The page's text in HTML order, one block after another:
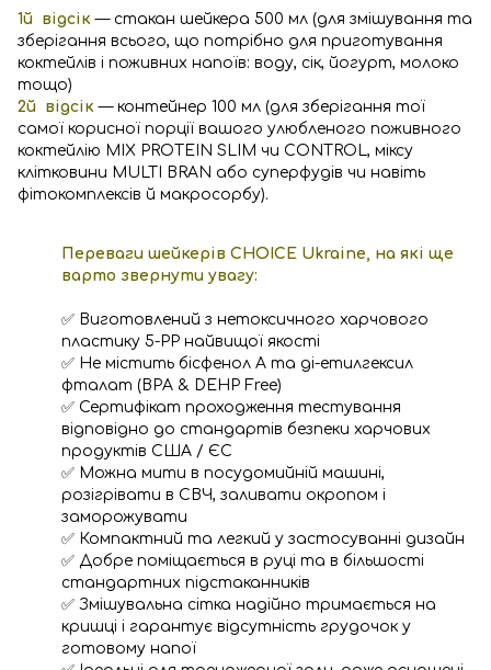
1й відсік— стакан шейкера 500 мл (для змішування та
зберігання всього, що потрібно для приготування
коктейлів і поживних напоїв: воду, сік, йогурт, молоко
тощо)
2й відсік — контейнер 100 мл (для зберігання тої
самої корисної порції вашого улюбленого поживного
коктейлію MIX PRОTEIN SLIM чи CONTROL, міксу
клітковини MULTI BRAN або суперфудів чи навіть
фітокомплексів й макросорбу).
Переваги шейкерів CHOICE Ukraine, на які ще
варто звернути увагу:
✅ Виготовлений з нетоксичного харчового
пластику 5-PP найвищої якості
✅ Не містить бісфенол А та ді-етилгексил
фталат (BPA & DEHP Free)
✅ Сертифікат проходження тестування
відповідно до стандартів безпеки харчових
продуктів США / ЄС
✅ Можна мити в посудомийній машині,
розігрівати в СВЧ, заливати окропом і
заморожувати
✅ Компактний та легкий у застосуванні дизайн
✅ Добре поміщається в руці та в більшості
стандартних підстаканників
✅ Змішувальна сітка надійно тримається на
кришці і гарантує відсутність грудочок у
готовому напої